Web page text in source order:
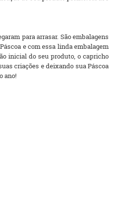
para arrasar. São embalagens
e com essa linda embalagem
inicial do seu produto, o capricho
criações e deixando sua Páscoa
ano!